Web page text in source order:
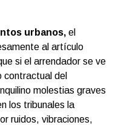
urbanos, el
al artículo
si el arrendador se ve
contractual del
molestias graves
los tribunales la
ruidos, vibraciones,